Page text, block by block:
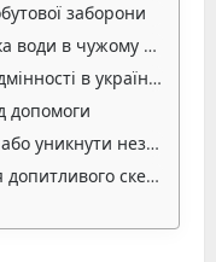
заборони
в чужому просторі
в українських звичаях
допомоги
незручності
скептика